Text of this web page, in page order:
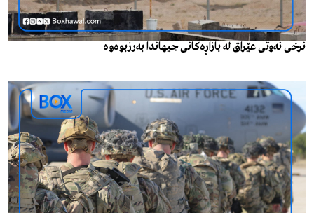
نرخی نەوتی عێراق لە بازاڕەکانی جیهاندا بەرزبوەوە